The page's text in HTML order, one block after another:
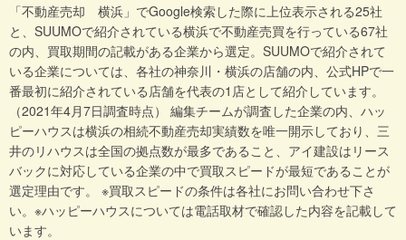
「不動産売却 横浜」でGoogle検索した際に上位表示される25社
と、SUUMOで紹介されている横浜で不動産売買を行っている67社
の内、買取期間の記載がある企業から選定。SUUMOで紹介されて
いる企業については、各社の神奈川・横浜の店舗の内、公式HPで一
番最初に紹介されている店舗を代表の1店として紹介しています。
（2021年4月7日調査時点） 編集チームが調査した企業の内、ハッ
ピーハウスは横浜の相続不動産売却実績数を唯一開示しており、三
井のリハウスは全国の拠点数が最多であること、アイ建設はリース
バックに対応している企業の中で買取スピードが最短であることが
選定理由です。 ※買取スピードの条件は各社にお問い合わせ下さ
い。※ハッピーハウスについては電話取材で確認した内容を記載して
います。